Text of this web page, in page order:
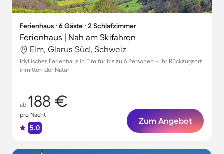
Ferienhaus ∙ 6 Gäste ∙ 2 Schlafzimmer
Ferienhaus | Nah am Skifahren
Elm, Glarus Süd, Schweiz
Idyllisches Ferienhaus in Elm für bis zu 6 Personen – Ihr Rückzugsort
inmitten der Natur
ab 188 €
pro Nacht
5.0
Zum Angebot